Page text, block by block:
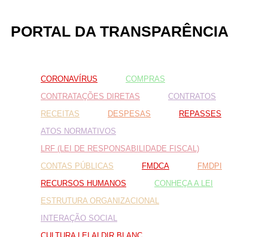
Nome*
Telefone 1*
E-mail*
Cidade/Estado
Assunto*
Mensagem*
PORTAL DA TRANSPARÊNCIA
CORONAVÍRUS
COMPRAS
CONTRATAÇÕES DIRETAS
CONTRATOS
RECEITAS
DESPESAS
REPASSES
ATOS NORMATIVOS
LRF (LEI DE RESPONSABILIDADE FISCAL)
CONTAS PÚBLICAS
FMDCA
FMDPI
RECURSOS HUMANOS
CONHEÇA A LEI
ESTRUTURA ORGANIZACIONAL
INTERAÇÃO SOCIAL